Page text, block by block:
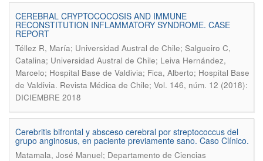
CEREBRAL CRYPTOCOCOSIS AND IMMUNE
RECONSTITUTION INFLAMMATORY SYNDROME. CASE
REPORT
Téllez R, María; Universidad Austral de Chile; Salgueiro C,
Catalina; Universidad Austral de Chile; Leiva Hernández,
Marcelo; Hospital Base de Valdivia; Fica, Alberto; Hospital Base
de Valdivia. Revista Médica de Chile; Vol. 146, núm. 12 (2018):
DICIEMBRE 2018
Cerebritis bifrontal y absceso cerebral por streptococcus del
grupo anginosus, en paciente previamente sano. Caso Clínico.
Matamala, José Manuel; Departamento de Ciencias